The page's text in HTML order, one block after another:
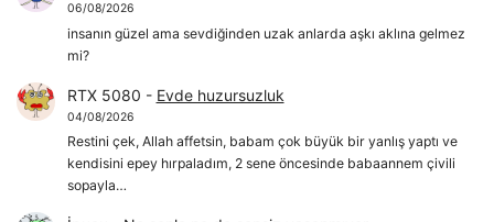
06/08/2026
insanın güzel ama sevdiğinden uzak anlarda aşkı aklına gelmez
mi?
RTX 5080 - Evde huzursuzluk
04/08/2026
Restini çek, Allah affetsin, babam çok büyük bir yanlış yaptı ve
kendisini epey hırpaladım, 2 sene öncesinde babaannem çivili
sopayla…